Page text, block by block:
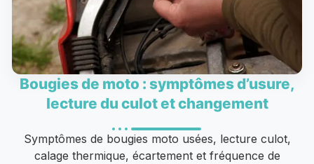
Bougies de moto : symptômes d’usure,
lecture du culot et changement
Symptômes de bougies moto usées, lecture culot,
calage thermique, écartement et fréquence de